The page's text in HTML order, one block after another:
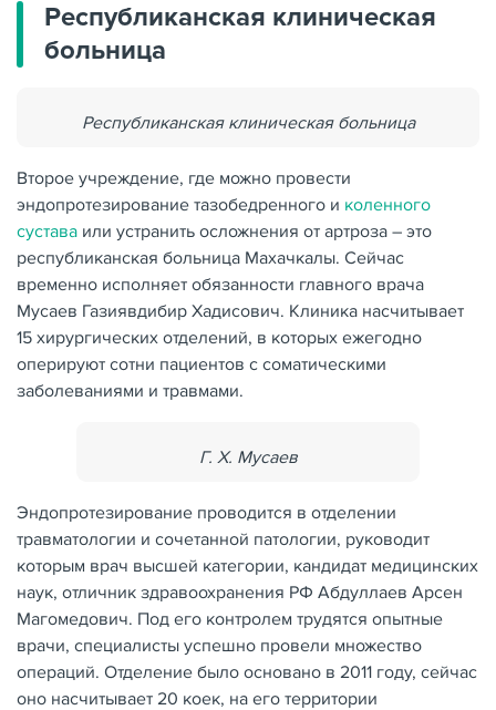
Республиканская клиническая
больница
Республиканская клиническая больница
Второе учреждение, где можно провести
эндопротезирование тазобедренного и коленного
сустава или устранить осложнения от артроза – это
республиканская больница Махачкалы. Сейчас
временно исполняет обязанности главного врача
Мусаев Газиявдибир Хадисович. Клиника насчитывает
15 хирургических отделений, в которых ежегодно
оперируют сотни пациентов с соматическими
заболеваниями и травмами.
Г. Х. Мусаев
Эндопротезирование проводится в отделении
травматологии и сочетанной патологии, руководит
которым врач высшей категории, кандидат медицинских
наук, отличник здравоохранения РФ Абдуллаев Арсен
Магомедович. Под его контролем трудятся опытные
врачи, специалисты успешно провели множество
операций. Отделение было основано в 2011 году, сейчас
оно насчитывает 20 коек, на его территории